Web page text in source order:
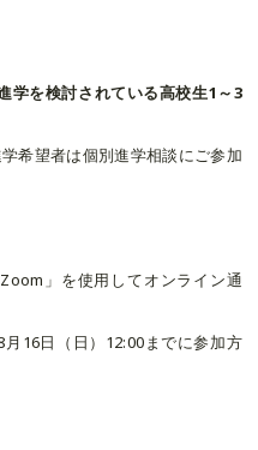
学を検討されている高校生1～3
希望者は個別進学相談にご参加
」を使用してオンライン通
16日（日）12:00までに参加方